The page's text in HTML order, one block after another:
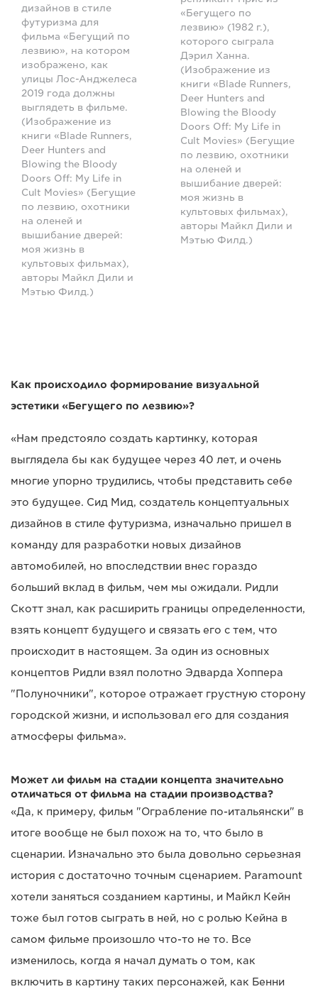
дизайнов в стиле
футуризма для
фильма «Бегущий по
лезвию», на котором
изображено, как
улицы Лос-Анджелеса
2019 года должны
выглядеть в фильме.
(Изображение из
книги «Blade Runners,
Deer Hunters and
Blowing the Bloody
Doors Off: My Life in
Cult Movies» (Бегущие
по лезвию, охотники
на оленей и
вышибание дверей:
моя жизнь в
культовых фильмах),
авторы Майкл Дили и
Мэтью Филд.)
«Бегущего по
лезвию» (1982 г.),
которого сыграла
Дэрил Ханна.
(Изображение из
книги «Blade Runners,
Deer Hunters and
Blowing the Bloody
Doors Off: My Life in
Cult Movies» (Бегущие
по лезвию, охотники
на оленей и
вышибание дверей:
моя жизнь в
культовых фильмах),
авторы Майкл Дили и
Мэтью Филд.)
Как происходило формирование визуальной
эстетики «Бегущего по лезвию»?
«Нам предстояло создать картинку, которая
выглядела бы как будущее через 40 лет, и очень
многие упорно трудились, чтобы представить себе
это будущее. Сид Мид, создатель концептуальных
дизайнов в стиле футуризма, изначально пришел в
команду для разработки новых дизайнов
автомобилей, но впоследствии внес гораздо
больший вклад в фильм, чем мы ожидали. Ридли
Скотт знал, как расширить границы определенности,
взять концепт будущего и связать его с тем, что
происходит в настоящем. За один из основных
концептов Ридли взял полотно Эдварда Хоппера
"Полуночники", которое отражает грустную сторону
городской жизни, и использовал его для создания
атмосферы фильма».
Может ли фильм на стадии концепта значительно
отличаться от фильма на стадии производства?
«Да, к примеру, фильм "Ограбление по-итальянски" в
итоге вообще не был похож на то, что было в
сценарии. Изначально это была довольно серьезная
история с достаточно точным сценарием. Paramount
хотели заняться созданием картины, и Майкл Кейн
тоже был готов сыграть в ней, но с ролью Кейна в
самом фильме произошло что-то не то. Все
изменилось, когда я начал думать о том, как
включить в картину таких персонажей, как Бенни